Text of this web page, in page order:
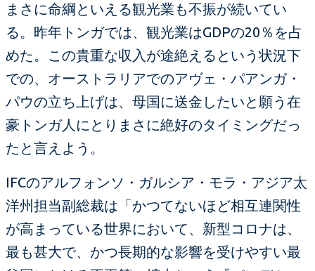
まさに命綱といえる観光業も不振が続いてい
る。昨年トンガでは、観光業はGDPの20％を占
めた。この貴重な収入が途絶えるという状況下
での、オーストラリアでのアヴェ・パアンガ・
パウの立ち上げは、母国に送金したいと願う在
豪トンガ人にとりまさに絶好のタイミングだっ
たと言えよう。
IFCのアルフォンソ・ガルシア・モラ・アジア太
洋州担当副総裁は「かつてないほど相互連関性
が高まっている世界において、新型コロナは、
最も甚大で、かつ長期的な影響を受けやすい最